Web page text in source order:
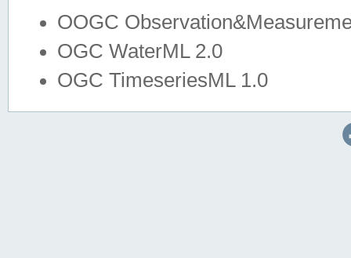
OOGC
OGC WaterML 2.0
OGC TimeseriesML 1.0